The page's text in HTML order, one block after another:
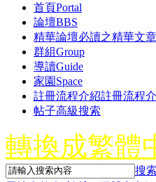
首頁Portal
論壇BBS
精華論壇必讀之精華文章
群組Group
導讀Guide
家園 Space
註冊流程介紹註冊流程
帖子高級搜索
轉換成繁體
搜索